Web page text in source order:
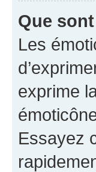
Que
Les
exprime
Essayez